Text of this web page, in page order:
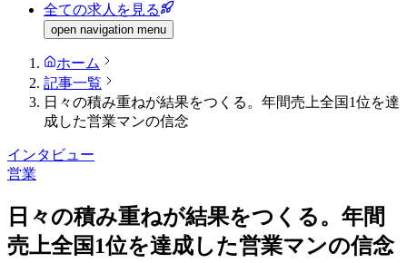
全ての求人を見る
open navigation menu
ホーム
記事一覧
日々の積み重ねが結果をつくる。年間売上全国1位を達
成した営業マンの信念
インタビュー
営業
日々の積み重ねが結果をつくる。年間
売上全国1位を達成した営業マンの信念